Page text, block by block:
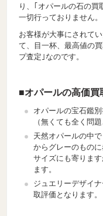
り、｢オパールの石の買
一切行っておりません。
お客様が大事にされて
て、目一杯、最高値の
プ査定｣なのです。
■オパールの高価買
オパールの宝石鑑
（無くても全く問
天然オパールの中
からグレーのもの
サイズにも寄りま
ます。
ジュエリーデザイ
取評価となります。